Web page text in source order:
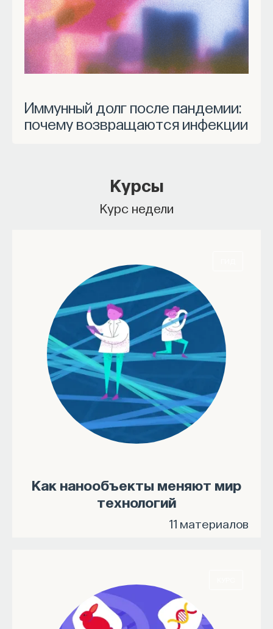
Иммунный долг после пандемии:
почему возвращаются инфекции
Курсы
Курc недели
Как нанообъекты меняют мир
технологий
11 материалов